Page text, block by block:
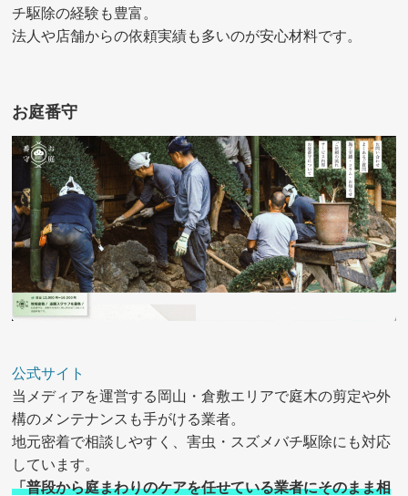
チ駆除の経験も豊富。
法人や店舗からの依頼実績も多いのが安心材料です。
お庭番守
公式サイト
当メディアを運営する岡山・倉敷エリアで庭木の剪定や外
構のメンテナンスも手がける業者。
地元密着で相談しやすく、害虫・スズメバチ駆除にも対応
しています。
「普段から庭まわりのケアを任せている業者にそのまま相